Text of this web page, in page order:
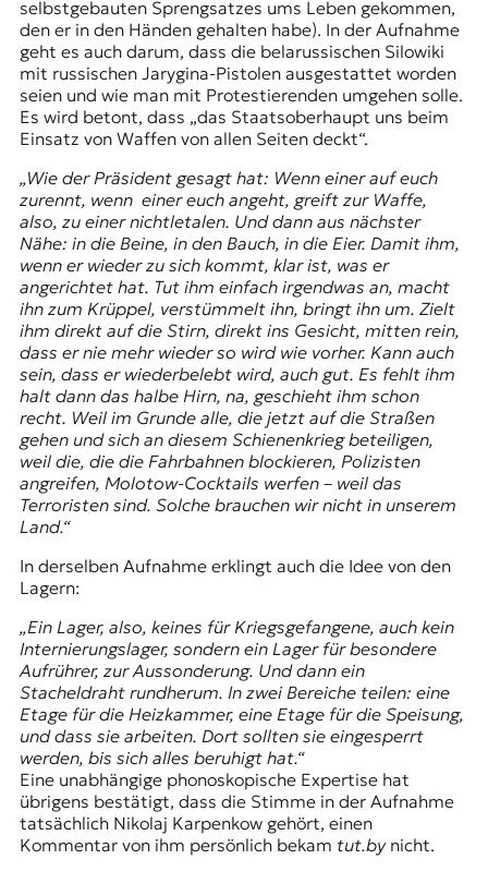
selbstgebauten Sprengsatzes ums Leben gekommen,
den er in den Händen gehalten habe). In der Aufnahme
geht es auch darum, dass die belarussischen Silowiki
mit russischen Jarygina-Pistolen ausgestattet worden
seien und wie man mit Protestierenden umgehen solle.
Es wird betont, dass „das Staatsoberhaupt uns beim
Einsatz von Waffen von allen Seiten deckt“.
„Wie der Präsident gesagt hat: Wenn einer auf euch
zurennt, wenn einer euch angeht, greift zur Waffe,
also, zu einer nichtletalen. Und dann aus nächster
Nähe: in die Beine, in den Bauch, in die Eier. Damit ihm,
wenn er wieder zu sich kommt, klar ist, was er
angerichtet hat. Tut ihm einfach irgendwas an, macht
ihn zum Krüppel, verstümmelt ihn, bringt ihn um. Zielt
ihm direkt auf die Stirn, direkt ins Gesicht, mitten rein,
dass er nie mehr wieder so wird wie vorher. Kann auch
sein, dass er wiederbelebt wird, auch gut. Es fehlt ihm
halt dann das halbe Hirn, na, geschieht ihm schon
recht. Weil im Grunde alle, die jetzt auf die Straßen
gehen und sich an diesem Schienenkriegbeteiligen,
weil die, die die Fahrbahnen blockieren, Polizisten
angreifen, Molotow-Cocktails werfen – weil das
Terroristen sind. Solche brauchen wir nicht in unserem
Land.“
In derselben Aufnahme erklingt auch die Idee von den
Lagern:
„Ein Lager, also, keines für Kriegsgefangene, auch kein
Internierungslager, sondern ein Lager für besondere
Aufrührer, zur Aussonderung. Und dann ein
Stacheldraht rundherum. In zwei Bereiche teilen: eine
Etage für die Heizkammer, eine Etage für die Speisung,
und dass sie arbeiten. Dort sollten sie eingesperrt
werden, bis sich alles beruhigt hat.“
Eine unabhängige phonoskopische Expertise hat
übrigens bestätigt, dass die Stimme in der Aufnahme
tatsächlich Nikolaj Karpenkow gehört, einen
Kommentar von ihm persönlich bekam tut.bynicht.